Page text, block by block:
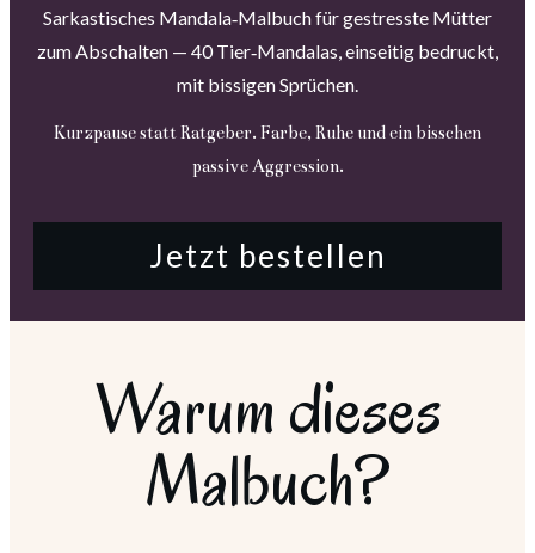
Sarkastisches Mandala‑Malbuch für gestresste Mütter
zum Abschalten — 40 Tier‑Mandalas, einseitig bedruckt,
mit bissigen Sprüchen.
Kurzpause statt Ratgeber. Farbe, Ruhe und ein bisschen
passive Aggression.
Jetzt bestellen
Warum dieses
Malbuch?